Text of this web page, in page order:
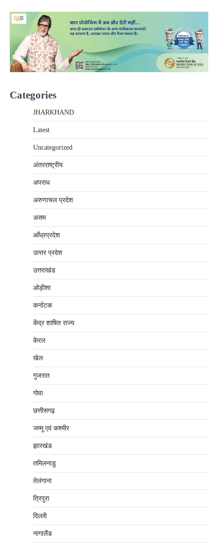
Categories
JHARKHAND
Latest
Uncategorized
अंतरराष्‍ट्रीय
अपराध
अरुणाचल प्रदेश
असम
आँध्रप्रदेश
उत्‍तर प्रदेश
उत्तराखंड
ओड़ीशा
कर्नाटक
केंद्र शाषित राज्य
केरल
खेल
गुजरात
गोवा
छत्तीसगढ़
जम्‍मू एवं कश्‍मीर
झारखंड
तमिलनाडु
तेलंगाना
त्रिपुरा
दिल्‍ली
नागालैंड